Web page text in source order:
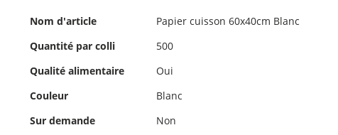
d’images
Pour
d'informations
Nom d'article
Papier cuisson 60x40cm Blanc
Quantité par colli
500
Qualité alimentaire
Oui
Couleur
Blanc
Sur demande
Non